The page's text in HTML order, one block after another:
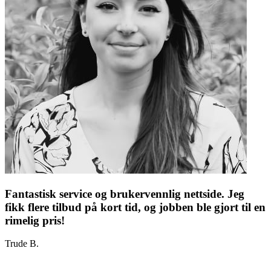
Fantastisk service og brukervennlig nettside. Jeg
fikk flere tilbud på kort tid, og jobben ble gjort til en
rimelig pris!
Trude B.